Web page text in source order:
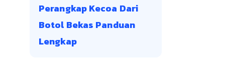
Perangkap Kecoa Dari
Botol Bekas Panduan
Lengkap